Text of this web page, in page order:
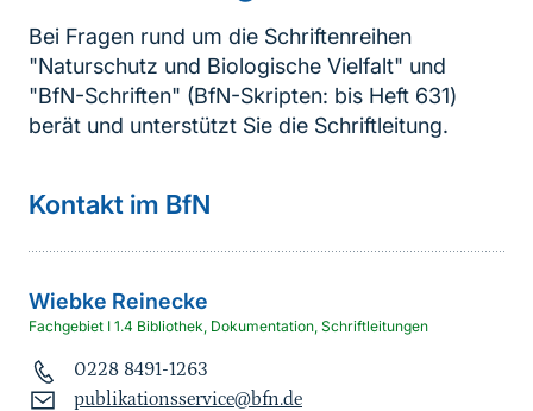
Bei Fragen rund um die Schriftenreihen
"Naturschutz und Biologische Vielfalt" und
"BfN-Schriften" (BfN-Skripten: bis Heft 631)
berät und unterstützt Sie die Schriftleitung.
Kontakt im BfN
Wiebke Reinecke
Fachgebiet I 1.4 Bibliothek, Dokumentation, Schriftleitungen
0228 8491-1263
publikationsservice@bfn.de